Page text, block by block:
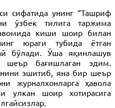
сифатида унинг “Ташриф
ўзбек тилига таржима
киши шоир билан
юраги тубида ётган
бўлади. Ўша яқинлашув
шеър бағишлаган эдим.
эшитиб, яна бир шеър
журналхонларга ҳавола
улкан шоир хотирасига